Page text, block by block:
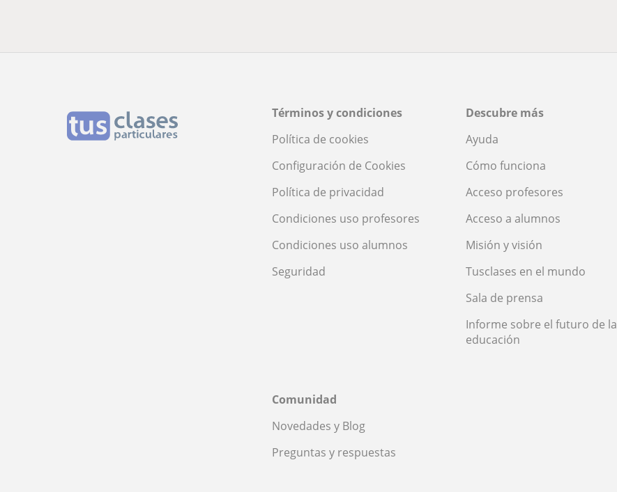
Términos y condiciones
Política de cookies
Configuración de Cookies
Política de privacidad
Condiciones uso profesores
Condiciones uso alumnos
Seguridad
Descubre más
Ayuda
Cómo funciona
Acceso profesores
Acceso a alumnos
Misión y visión
Tusclases en el mundo
Sala de prensa
Informe sobre el futuro de la
educación
Comunidad
Novedades y Blog
Preguntas y respuestas